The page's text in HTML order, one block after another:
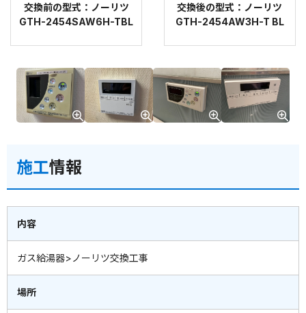
交換前の型式：ノーリツ
GTH-2454SAW6H-TBL
交換後の型式：ノーリツ
GTH-2454AW3H-T BL
施工情報
内容
ガス給湯器>ノーリツ交換工事
場所